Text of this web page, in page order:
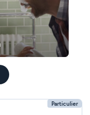
Particulier